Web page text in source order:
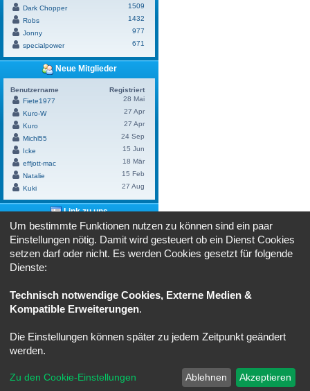
Dark Chopper
1509
Robs
1432
Jonny
977
specialpower
671
Neue Mitglieder
Benutzername
Registriert
Fiete1977
28 Mai
Kuro-W
27 Apr
Kuro
27 Apr
Michl55
24 Sep
Icke
15 Jun
effjott-mac
18 Mär
Natalie
15 Feb
Kuki
27 Aug
Link zu uns
Benutze bitte diesen Link um"cruiser-
lounge.de"bei dir zu verlinken:
HTML:
Board3 Portal
Portal Ruhmeshalle Alle Zeiten sindUTC+02:00
® Forum Software © phpBB Limited
Deutsche Übersetzung durchphpBB.de
Um bestimmte Funktionen nutzen zu können sind ein paar
Einstellungen nötig. Damit wird gesteuert ob ein Dienst Cookies
setzen darf oder nicht. Es werden Cookies gesetzt für folgende
Dienste:
Technisch notwendige Cookies, Externe Medien &
Kompatible Erweiterungen.
Die Einstellungen können später zu jedem Zeitpunkt geändert
werden.
Zu den Cookie-Einstellungen Ablehnen Akzeptieren